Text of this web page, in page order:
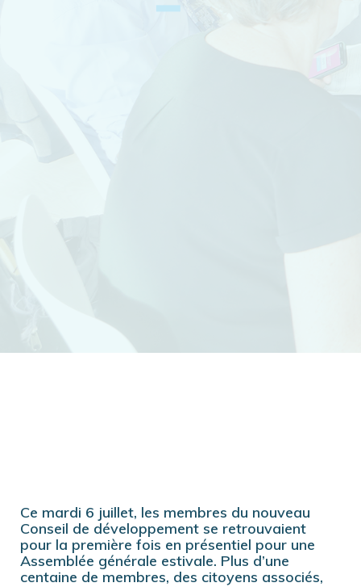
Ce mardi 6 juillet, les membres du nouveau
Conseil de développement se retrouvaient
pour la première fois en présentiel pour une
Assemblée générale estivale. Plus d’une
centaine de membres, des citoyens associés,